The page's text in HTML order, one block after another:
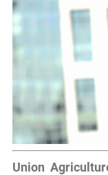
Union